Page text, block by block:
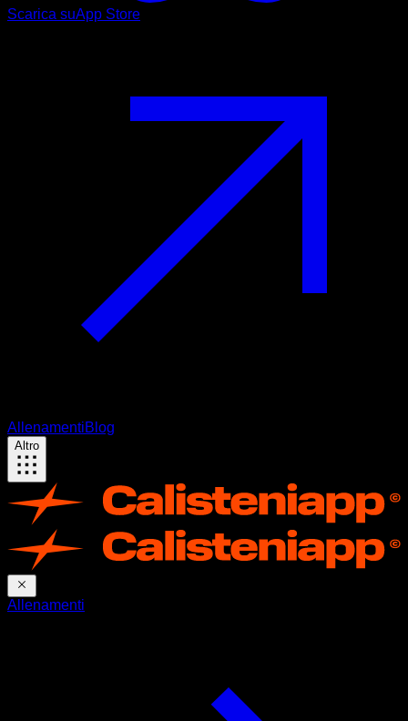
Scarica suApp Store
AllenamentiBlog
Altro
Allenamenti